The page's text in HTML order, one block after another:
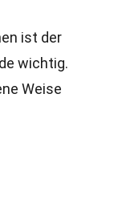
ist der
wichtig.
Weise